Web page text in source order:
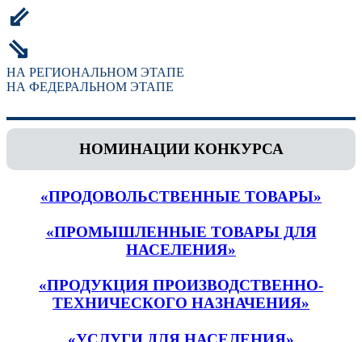
⇙
⇘
НА РЕГИОНАЛЬНОМ ЭТАПЕ
НА ФЕДЕРАЛЬНОМ ЭТАПЕ
НОМИНАЦИИ КОНКУРСА
«ПРОДОВОЛЬСТВЕННЫЕ ТОВАРЫ»
«ПРОМЫШЛЕННЫЕ ТОВАРЫ ДЛЯ
НАСЕЛЕНИЯ»
«ПРОДУКЦИЯ ПРОИЗВОДСТВЕННО-
ТЕХНИЧЕСКОГО НАЗНАЧЕНИЯ»